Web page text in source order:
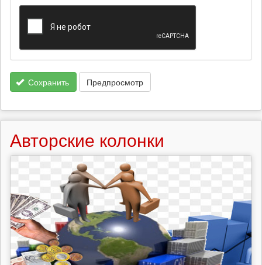
Сохранить Предпросмотр
Авторские колонки